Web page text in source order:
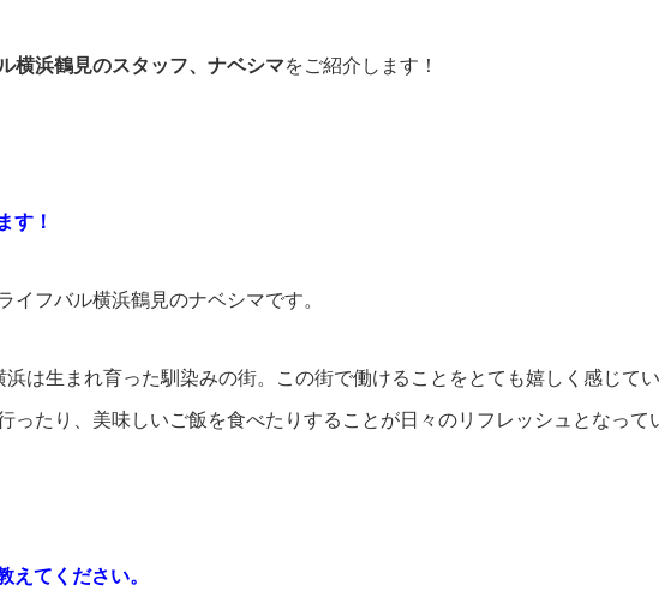
ナーさま
店舗・事業所案内
横浜鶴見のスタッフ、ナベシマをご紹介します！
す！
イフバル横浜鶴見のナベシマです。
は生まれ育った馴染みの街。この街で働けることをとても嬉しく感じて
ったり、美味しいご飯を食べたりすることが日々のリフレッシュとなって
えてください。